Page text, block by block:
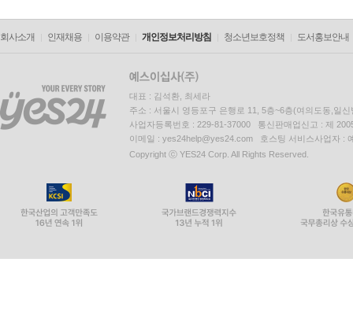
회사소개 인재채용 이용약관 개인정보처리방침 청소년보호정책 도서홍보안내
대표 : 김석환, 최세라
주소 : 서울시 영등포구 은행로 11, 5층~6층(여의도동,일신
사업자등록번호 : 229-81-37000 통신판매업신고 : 제
이메일 : yes24help@yes24.com 호스팅 서비스사업자 :
Copyright ⓒ YES24 Corp. All Rights Reserved.